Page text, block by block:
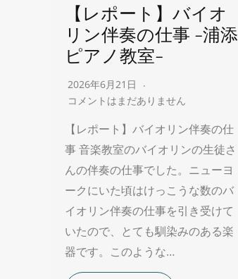
【レポート】バイオ
リン伴奏の仕事 -浦添
ピアノ教室-
2026年6月21日
コメントはまだありません
【レポート】バイオリン伴奏の仕
事 音楽教室のバイオリンの生徒さ
んの伴奏の仕事でした。ニューヨ
ークにいた頃はけっこうな数のバ
イオリン伴奏の仕事を引き受けて
いたので、とても馴染みのある楽
器です。このような…